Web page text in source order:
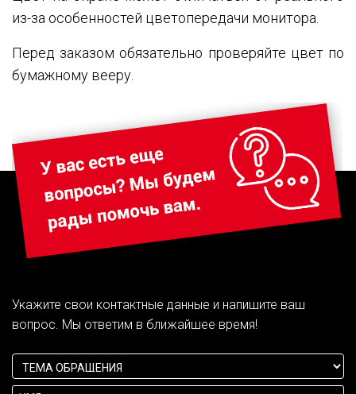
из-за особенностей цветопередачи монитора.
Перед заказом обязательно проверяйте цвет по
бумажному вееру.
Укажите свои контактные данные и напишите ваш
вопрос. Мы ответим в ближайшее время!